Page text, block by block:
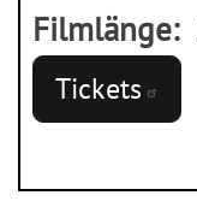
Filmlänge
Tickets